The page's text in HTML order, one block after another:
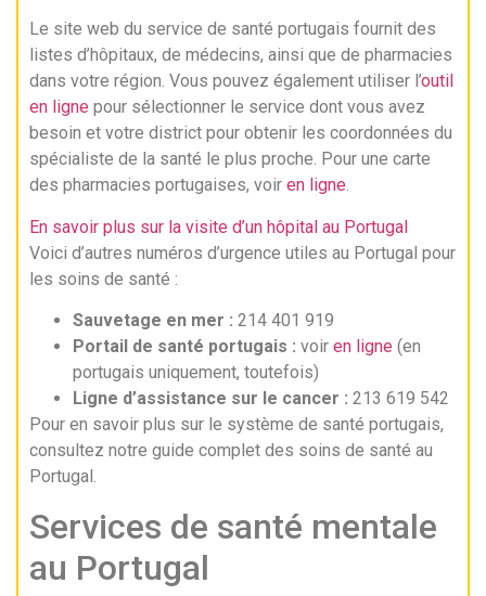
Le site web du service de santé portugais fournit des
listes d’hôpitaux, de médecins, ainsi que de pharmacies
dans votre région. Vous pouvez également utiliser l’outil
en ligne pour sélectionner le service dont vous avez
besoin et votre district pour obtenir les coordonnées du
spécialiste de la santé le plus proche. Pour une carte
des pharmacies portugaises, voir en ligne.
En savoir plus sur la visite d’un hôpital au Portugal
Voici d’autres numéros d’urgence utiles au Portugal pour
les soins de santé :
Sauvetage en mer : 214 401 919
Portail de santé portugais : voir en ligne (en
portugais uniquement, toutefois)
Ligne d’assistance sur le cancer : 213 619 542
Pour en savoir plus sur le système de santé portugais,
consultez notre guide complet des soins de santé au
Portugal.
Services de santé mentale
au Portugal